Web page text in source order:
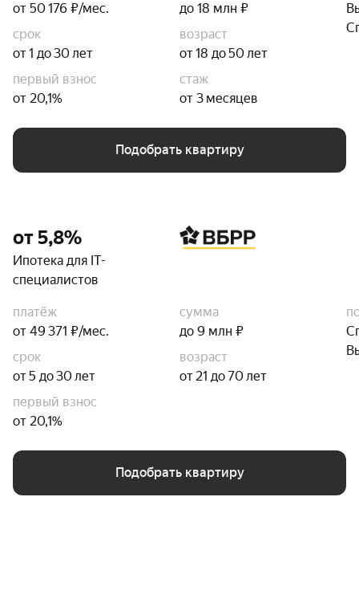
от 50 176 ₽/мес.
до 18 млн ₽
срок
от 1 до 30 лет
возраст
от 18 до 50 лет
первый взнос
от 20,1%
стаж
от 3 месяцев
Подобрать квартиру
от 5,8%
Ипотека для IT-
специалистов
платёж
от 49 371 ₽/мес.
сумма
до 9 млн ₽
срок
от 5 до 30 лет
возраст
от 21 до 70 лет
первый взнос
от 20,1%
Подобрать квартиру